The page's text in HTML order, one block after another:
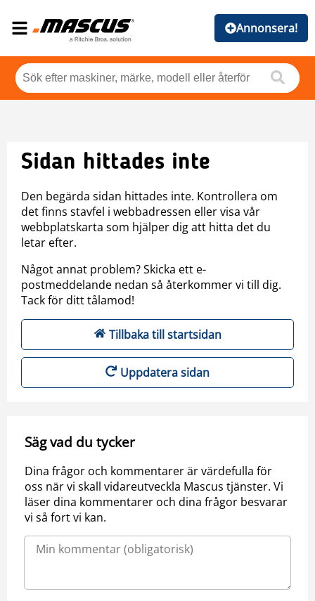
Annonsera!
Sidan hittades inte
Den begärda sidan hittades inte. Kontrollera om
det finns stavfel i webbadressen eller visa vår
webbplatskarta som hjälper dig att hitta det du
letar efter.
Något annat problem? Skicka ett e-
postmeddelande nedan så återkommer vi till dig.
Tack för ditt tålamod!
Tillbaka till startsidan
Uppdatera sidan
Säg vad du tycker
Dina frågor och kommentarer är värdefulla för
oss när vi skall vidareutveckla Mascus tjänster. Vi
läser dina kommentarer och dina frågor besvarar
vi så fort vi kan.